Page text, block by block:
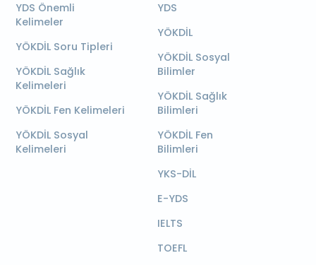
YDS Önemli
Kelimeler
YÖKDİL Soru Tipleri
YÖKDİL Sağlık
Kelimeleri
YÖKDİL Fen Kelimeleri
YÖKDİL Sosyal
Kelimeleri
YDS
YÖKDİL
YÖKDİL Sosyal
Bilimler
YÖKDİL Sağlık
Bilimleri
YÖKDİL Fen
Bilimleri
YKS-DİL
E-YDS
IELTS
TOEFL